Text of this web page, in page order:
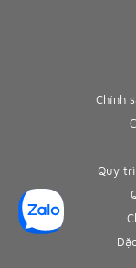
Chính
Quy